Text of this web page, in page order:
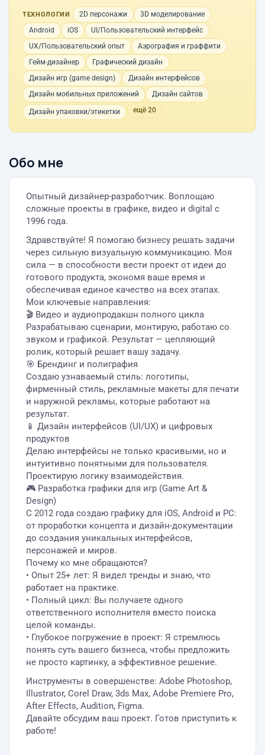
ТЕХНОЛОГИИ 2D персонажи
3D моделирование
Android
iOS
UI/Пользовательский интерфейс
UX/Пользовательский опыт
Аэрография и граффити
Гейм-дизайнер
Графический дизайн
Дизайн игр (game design)
Дизайн интерфейсов
Дизайн мобильных приложений
Дизайн сайтов
Дизайн упаковки/этикетки ещё 20
Обо мне
Опытный дизайнер-разработчик. Воплощаю
сложные проекты в графике, видео и digital с
1996 года.
Здравствуйте! Я помогаю бизнесу решать задачи
через сильную визуальную коммуникацию. Моя
сила — в способности вести проект от идеи до
готового продукта, экономя ваше время и
обеспечивая единое качество на всех этапах.
Мои ключевые направления:
🎬 Видео и аудиопродакшн полного цикла
Разрабатываю сценарии, монтирую, работаю со
звуком и графикой. Результат — цепляющий
ролик, который решает вашу задачу.
🎯 Брендинг и полиграфия
Создаю узнаваемый стиль: логотипы,
фирменный стиль, рекламные макеты для печати
и наружной рекламы, которые работают на
результат.
📱 Дизайн интерфейсов (UI/UX) и цифровых
продуктов
Делаю интерфейсы не только красивыми, но и
интуитивно понятными для пользователя.
Проектирую логику взаимодействия.
🎮 Разработка графики для игр (Game Art &
Design)
С 2012 года создаю графику для iOS, Android и PC:
от проработки концепта и дизайн-документации
до создания уникальных интерфейсов,
персонажей и миров.
Почему ко мне обращаются?
• Опыт 25+ лет: Я видел тренды и знаю, что
работает на практике.
• Полный цикл: Вы получаете одного
ответственного исполнителя вместо поиска
целой команды.
• Глубокое погружение в проект: Я стремлюсь
понять суть вашего бизнеса, чтобы предложить
не просто картинку, а эффективное решение.
Инструменты в совершенстве: Adobe Photoshop,
Illustrator, Corel Draw, 3ds Max, Adobe Premiere Pro,
After Effects, Audition, Figma.
Давайте обсудим ваш проект. Готов приступить к
работе!